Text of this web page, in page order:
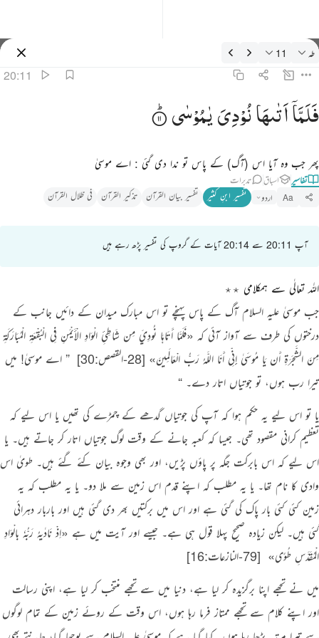
تفسیر: طه 20:11
طه 11
20:11
فلما اتاها نودي يا موسى ١١
فَلَمَّآ أَتَىٰهَا نُودِىَ يَـٰمُوسَىٰٓ ١١
فَلَمَّاۤاَتٰىهَانُوْدِیَیٰمُوْسٰی
پھر جب وہ آیا اس (آگ) کے پاس تو ندا دی گئی : اے موسیٰ
تفاسیر اسباق تدبرات
Aa اردو تفسیر ابنِ کثیر تفسیر بیان القرآن تذکیر القرآن فی ظلال القرآن
آپ 20:11 سے 20:14 آیات کے گروپ کی تفسیر پڑھ رہے ہیں
اللہ تعالٰی سے ہمکلامی ٭٭
جب موسیٰ علیہ السلام آگ کے پاس پہنچے تو اس مبارک میدان کے دائیں جانب کے
درختوں کی طرف سے آواز آئی کہ «فَلَمَّا أَتَاهَا نُودِيَ مِن شَاطِئِ الْوَادِ الْأَيْمَنِ فِي الْبُقْعَةِ الْمُبَارَكَةِ
مِنَ الشَّجَرَةِ أَن يَا مُوسَىٰ إِنِّي أَنَا اللَّـهُ رَبُّ الْعَالَمِينَ» [28-القصص:30]
” اے موسیٰ! میں
تیرا رب ہوں، تو جوتیاں اتار دے۔ “
یا تو اس لیے یہ حکم ہوا کہ آپ کی جوتیاں گدھے کے چمڑے کی تھیں یا اس لیے کہ
تعظیم کرانی مقصود تھی۔ جیسا کہ کعبہ جانے کے وقت لوگ جوتیاں اتار کر جاتے ہیں۔ یا
اس لیے کہ اس بابرکت جگہ پر پاؤں پڑیں، اور بھی وجوہ بیان کئے گئے ہیں۔ طویٰ اس
وادی کا نام تھا۔ یا یہ مطلب کہ اپنے قدم اس زمین سے ملا دو۔ یا یہ مطلب کہ یہ
زمین کئی کئی بار پاک کی گئی ہے اور اس میں برکتیں بھر دی گئی ہیں اور باربار دہرائی
گئی ہیں۔ لیکن زیادہ صحیح پہلا قول ہی ہے۔ جیسے اور آیت میں ہے «اِذْ نَادٰىهُ رَبُّهٗ بالْوَادِ
الْمُقَدَّسِ طُوًى» [79-النازعات:16]
میں نے تجھے اپنا برگزیدہ کر لیا ہے، دنیا میں سے تجھے منتخب کر لیا ہے، اپنی رسالت
اور اپنے کلام سے تجھے ممتاز فرما رہا ہوں، اس وقت کے روئے زمین کے تمام لوگوں